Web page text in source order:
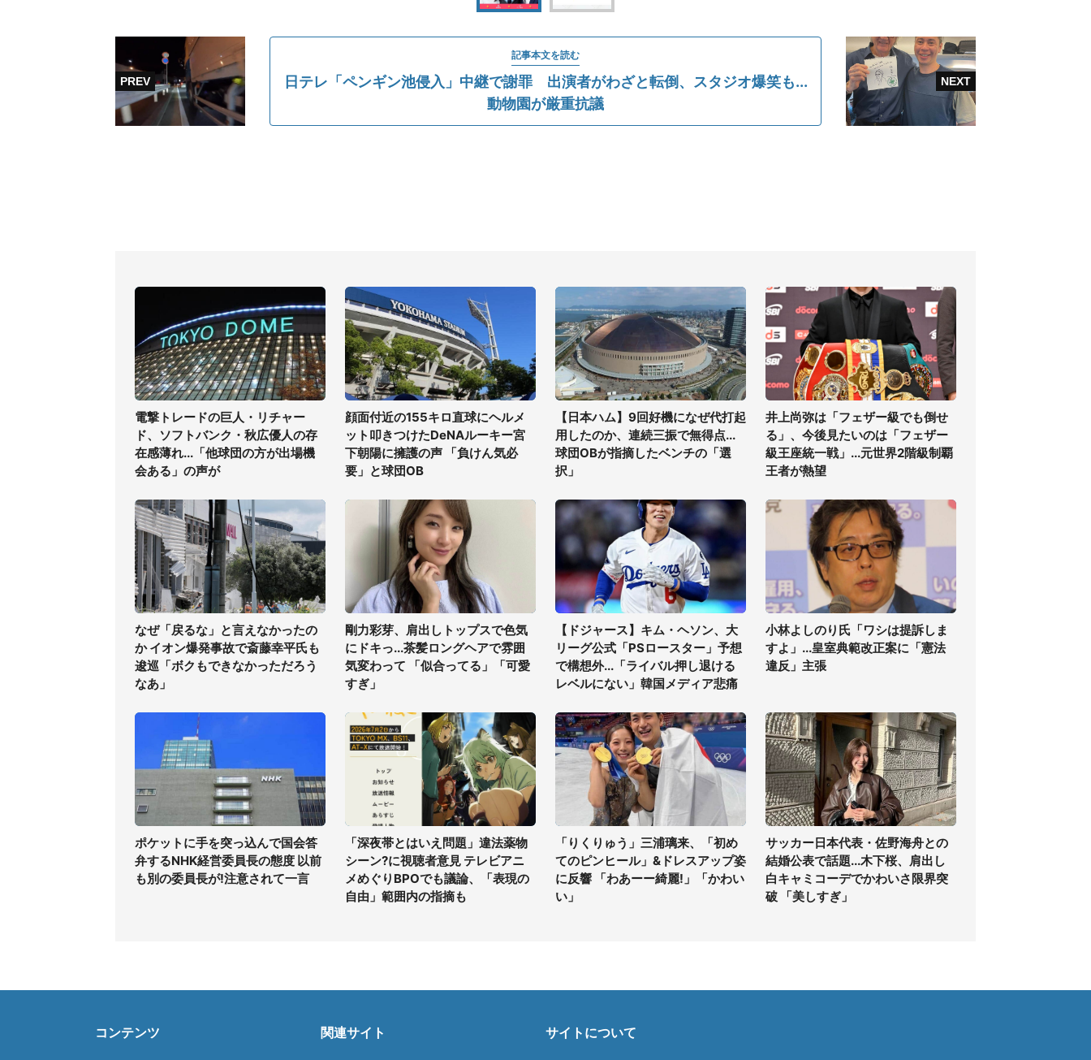
記事本文を読む
日テレ「ペンギン池侵入」中継で謝罪 出演者がわざと転倒、スタジオ爆笑も...
動物園が厳重抗議
電撃トレードの巨人・リチャー
ド、ソフトバンク・秋広優人の存
在感薄れ...「他球団の方が出場機
会ある」の声が
顔面付近の155キロ直球にヘルメ
ット叩きつけたDeNAルーキー宮
下朝陽に擁護の声 「負けん気必
要」と球団OB
【日本ハム】9回好機になぜ代打起
用したのか、連続三振で無得点...
球団OBが指摘したベンチの「選
択」
井上尚弥は「フェザー級でも倒せ
る」、今後見たいのは「フェザー
級王座統一戦」...元世界2階級制覇
王者が熱望
なぜ「戻るな」と言えなかったの
か イオン爆発事故で斎藤幸平氏も
逡巡「ボクもできなかっただろう
なあ」
剛力彩芽、肩出しトップスで色気
にドキっ...茶髪ロングヘアで雰囲
気変わって 「似合ってる」「可愛
すぎ」
【ドジャース】キム・ヘソン、大
リーグ公式「PSロースター」予想
で構想外...「ライバル押し退ける
レベルにない」韓国メディア悲痛
小林よしのり氏「ワシは提訴しま
すよ」...皇室典範改正案に「憲法
違反」主張
ポケットに手を突っ込んで国会答
弁するNHK経営委員長の態度 以前
も別の委員長が!注意されて一言
「深夜帯とはいえ問題」違法薬物
シーン?に視聴者意見 テレビアニ
メめぐりBPOでも議論、「表現の
自由」範囲内の指摘も
「りくりゅう」三浦璃来、「初め
てのピンヒール」&ドレスアップ姿
に反響 「わあーー綺麗!」「かわい
い」
サッカー日本代表・佐野海舟との
結婚公表で話題...木下桜、肩出し
白キャミコーデでかわいさ限界突
破 「美しすぎ」
コンテンツ 関連サイト サイトについて